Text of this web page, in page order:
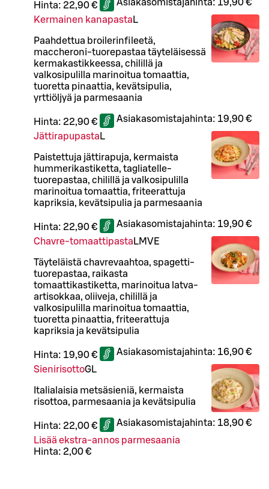
Hinta: 22,90 € Asiakasomistajahinta: 19,90 €
Kermainen kanapasta L
Paahdettua broilerinfileetä,
maccheroni-tuorepastaa täyteläisessä
kermakastikkeessa, chilillä ja
valkosipulilla marinoitua tomaattia,
tuoretta pinaattia, kevätsipulia,
yrttiöljyä ja parmesaania
Hinta: 22,90 € Asiakasomistajahinta: 19,90 €
Jättirapupasta L
Paistettuja jättirapuja, kermaista
hummerikastiketta, tagliatelle-
tuorepastaa, chilillä ja valkosipulilla
marinoitua tomaattia, friteerattuja
kapriksia, kevätsipulia ja parmesaania
Hinta: 22,90 € Asiakasomistajahinta: 19,90 €
Chavre-tomaattipasta LMVE
Täyteläistä chavrevaahtoa, spagetti-
tuorepastaa, raikasta
tomaattikastiketta, marinoitua latva-
artisokkaa, oliiveja, chilillä ja
valkosipulilla marinoitua tomaattia,
tuoretta pinaattia, friteerattuja
kapriksia ja kevätsipulia
Hinta: 19,90 € Asiakasomistajahinta: 16,90 €
SienirisottoGL
Italialaisia metsäsieniä, kermaista
risottoa, parmesaania ja kevätsipulia
Hinta: 22,00 € Asiakasomistajahinta: 18,90 €
Lisää ekstra-annos parmesaania
Hinta: 2,00 €